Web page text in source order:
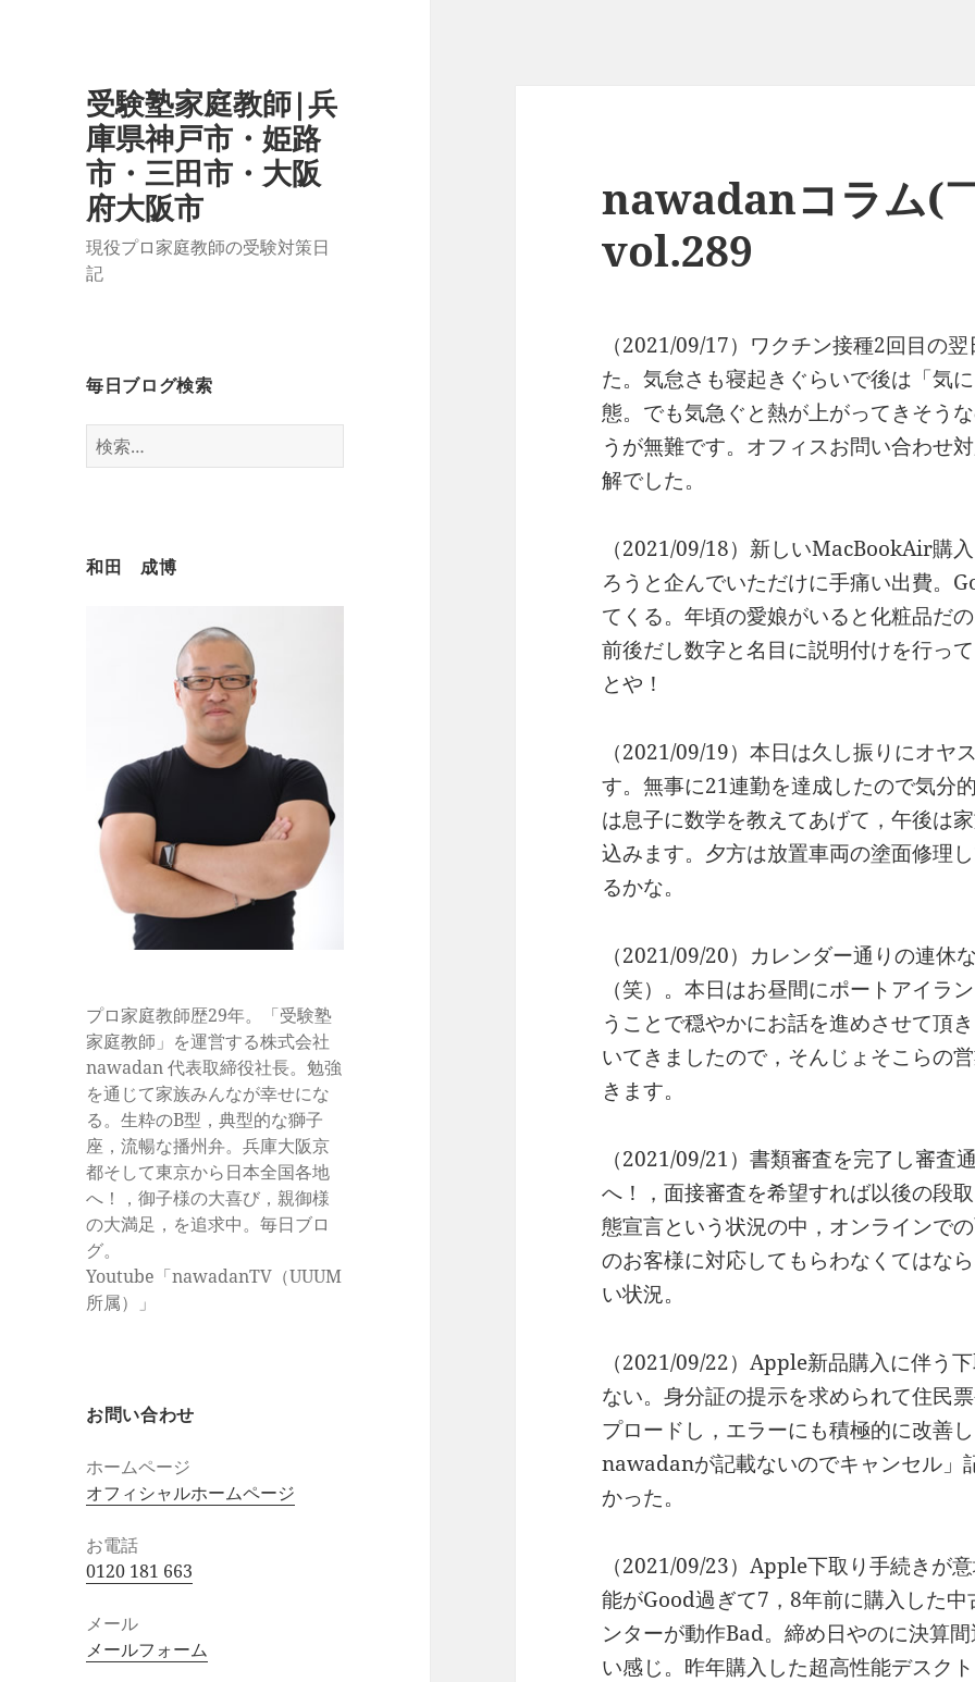
受験塾家庭教師|兵
庫県神戸市・姫路
市・三田市・大阪
府大阪市
現役プロ家庭教師の受験対策日
記
毎日ブログ検索
検
索:
和田 成博
プロ家庭教師歴29年。「受験塾
家庭教師」を運営する株式会社
nawadan 代表取締役社長。勉強
を通じて家族みんなが幸せにな
る。生粋のB型，典型的な獅子
座，流暢な播州弁。兵庫大阪京
都そして東京から日本全国各地
へ！，御子様の大喜び，親御様
の大満足，を追求中。毎日ブロ
グ。
Youtube「nawadanTV（UUUM
所属）」
お問い合わせ
ホームページ
オフィシャルホームページ
お電話
0120 181 663
メール
メールフォーム
nawadanコラム(
vol.289
（2021/09/17）ワクチン接種2回目の
た。気怠さも寝起きぐらいで後は「気
態。でも気急ぐと熱が上がってきそう
うが無難です。オフィスお問い合わせ
解でした。
（2021/09/18）新しいMacBookAir購
ろうと企んでいただけに手痛い出費。
てくる。年頃の愛娘がいると化粧品だ
前後だし数字と名目に説明付けを行っ
とや！
（2021/09/19）本日は久し振りにオヤ
す。無事に21連勤を達成したので気分
は息子に数学を教えてあげて，午後は
込みます。夕方は放置車両の塗面修理
るかな。
（2021/09/20）カレンダー通りの連休
（笑）。本日はお昼間にポートアイラ
うことで穏やかにお話を進めさせて頂
いてきましたので，そんじょそこらの
きます。
（2021/09/21）書類審査を完了し審査
へ！，面接審査を希望すれば以後の段
態宣言という状況の中，オンラインで
のお客様に対応してもらわなくてはな
い状況。
（2021/09/22）Apple新品購入に伴う
ない。身分証の提示を求められて住民
プロードし，エラーにも積極的に改善
nawadanが記載ないのでキャンセル」
かった。
（2021/09/23）Apple下取り手続きが
能がGood過ぎて7，8年前に購入した
ンターが動作Bad。締め日やのに決算
い感じ。昨年購入した超高性能デスク